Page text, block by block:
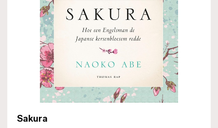
Sakura